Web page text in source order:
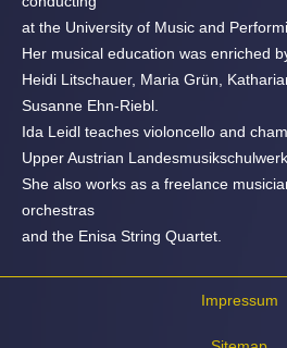
at the University of Music and
Her musical education was enriched
Heidi Litschauer, Maria Grün,
Susanne Ehn-Riebl.
Ida Leidl teaches violoncello and
Upper Austrian
She also works as a freelance
orchestras
and the Enisa String Quartet.
Impressum